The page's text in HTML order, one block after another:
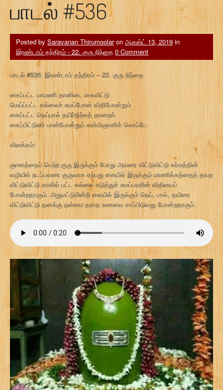
பாடல் #536
Posted by Saravanan Thirumoolaron ஆகஸ்ட் 13, 2019 in
இரண்டாம் தந்திரம் - 22. குரு நிந்தை 0 Comment
பாடல் #536: இரண்டாம் தந்திரம் – 22. குரு நிந்தை
கைப்பட்ட மாமணி தானிடை கைவிட்டு
மெய்ப்பட்ட கல்லைச் சுமப்போன் விதிபோன்றும்
கைப்பட்ட நெய்பால் தயிர்நிற்கத் தானறக்
கைப்பிட்டுண் பான்போன்றும் கன்மிஞானிக் கொப்பே.
விளக்கம்:
ஞானத்தைப் பெற்ற குரு இருக்கும் போது அவரை விட்டுவிட்டு கர்மத்தின்
வழியில் நடப்பவரை குருவாக ஏற்பது கையில் இருக்கும் மாணிக்கத்தைத் தவற
விட்டுவிட்டு காலில் பட்ட கல்லை எடுத்துச் சுமப்பவரின் விதியைப்
போன்றதாகும். அதுமட்டுமின்றி கையில் இருக்கும் நெய், பால், தயிரை
விட்டுவிட்டு தனக்கு நன்மை தராத உணவை சாப்பிடுவது போன்றதாகும்.